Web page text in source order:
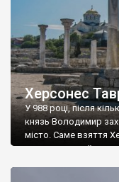
Херсонес
У 988 році, після
князь Володимир
місто. Саме взяття
диктувати свої
Херсонесі